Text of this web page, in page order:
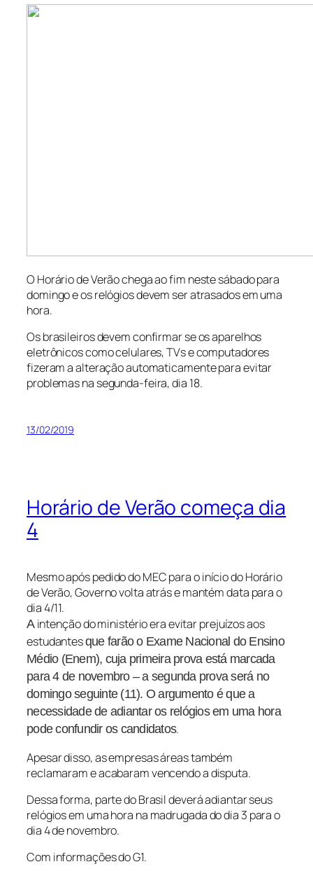
O Horário de Verão chega ao fim neste sábado para
domingo e os relógios devem ser atrasados em uma
hora.
Os brasileiros devem confirmar se os aparelhos
eletrônicos como celulares, TVs e computadores
fizeram a alteração automaticamente para evitar
problemas na segunda-feira, dia 18.
13/02/2019
Horário de Verão começa dia
4
Mesmo após pedido do MEC para o início do Horário
de Verão, Governo volta atrás e mantém data para o
dia 4/11.
A intenção do ministério era evitar prejuízos aos
estudantesque farão o Exame Nacional do Ensino
Médio (Enem), cuja primeira prova está marcada
para 4 de novembro – a segunda prova será no
domingo seguinte (11). O argumento é que a
necessidade de adiantar os relógios em uma hora
pode confundir os candidatos.
Apesar disso, as empresas áreas também
reclamaram e acabaram vencendo a disputa.
Dessa forma, parte do Brasil deverá adiantar seus
relógios em uma hora na madrugada do dia 3 para o
dia 4 de novembro.
Com informações do G1.